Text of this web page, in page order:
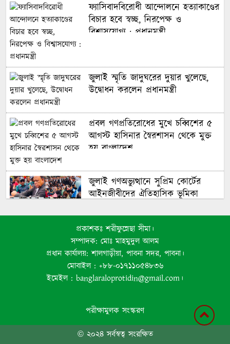
ফ্যাসিবাদবিরোধী আন্দোলনে হত্যাকাণ্ডের
বিচার হবে স্বচ্ছ, নিরপেক্ষ ও
বিশ্বাসযোগ্য : প্রধানমন্ত্রী
জুলাই স্মৃতি জাদুঘরের দুয়ার খুলেছে,
উদ্বোধন করলেন প্রধানমন্ত্রী
প্রবল গণপ্রতিরোধের মুখে চব্বিশের ৫
আগস্ট হাসিনার স্বৈরশাসন থেকে মুক্ত
হয় বাংলাদেশ
জুলাই গণঅভ্যুত্থানে সুপ্রিম কোর্টের
আইনজীবীদের ঐতিহাসিক ভূমিকা
জনপ্রত্যাশা পূরণে সমঝোতার ভিত্তিতে
সংবিধান সংশোধন করা হবে : স্বরাষ্ট্রমন্ত্রী
বিনিয়োগের আহ্বান প্রধানমন্ত্রীর
বর্তমান সংসদের দিকে তাকিয়ে আছে
প্রকাশকঃ শরীফুন্নেছা সীমা।
সম্পাদক: মোঃ মাহমুদুল আলম
প্রধান কার্যালয়: শালগাড়ীয়া, পাবনা সদর, পাবনা।
মোবাইল : +৮৮-০১৭১১০৫৪৮৩৬
ইমেইল : banglaraloprotidin@gmail.com।
পরীক্ষামুলক সংস্করণ
© ২০২৪ সর্বস্বত্ব সংরক্ষিত